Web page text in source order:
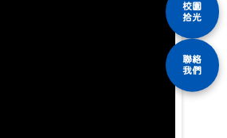
校園
拾光
聯絡
我們